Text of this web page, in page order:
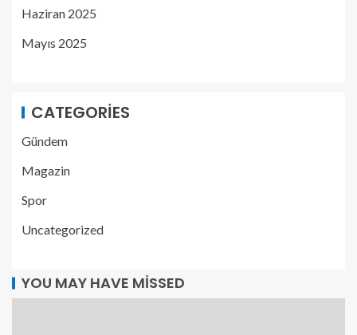
Haziran 2025
Mayıs 2025
CATEGORIES
Gündem
Magazin
Spor
Uncategorized
YOU MAY HAVE MISSED